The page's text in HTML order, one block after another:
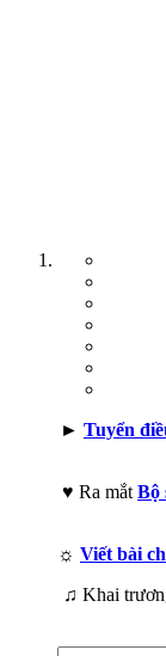
► Tuyển
♥ Ra mắt Bộ
☼ Viết bài
♫ Khai